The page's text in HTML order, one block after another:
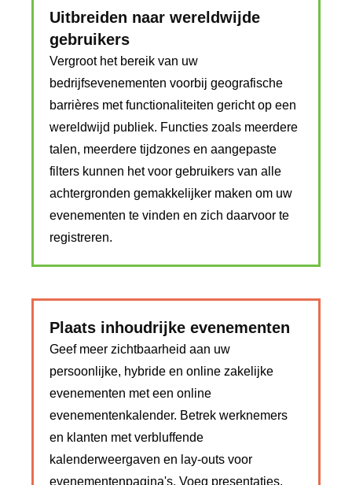
Uitbreiden naar wereldwijde
gebruikers
Vergroot het bereik van uw
bedrijfsevenementen voorbij geografische
barrières met functionaliteiten gericht op een
wereldwijd publiek. Functies zoals meerdere
talen, meerdere tijdzones en aangepaste
filters kunnen het voor gebruikers van alle
achtergronden gemakkelijker maken om uw
evenementen te vinden en zich daarvoor te
registreren.
Plaats inhoudrijke evenementen
Geef meer zichtbaarheid aan uw
persoonlijke, hybride en online zakelijke
evenementen met een online
evenementenkalender. Betrek werknemers
en klanten met verbluffende
kalenderweergaven en lay-outs voor
evenementenpagina's. Voeg presentaties,